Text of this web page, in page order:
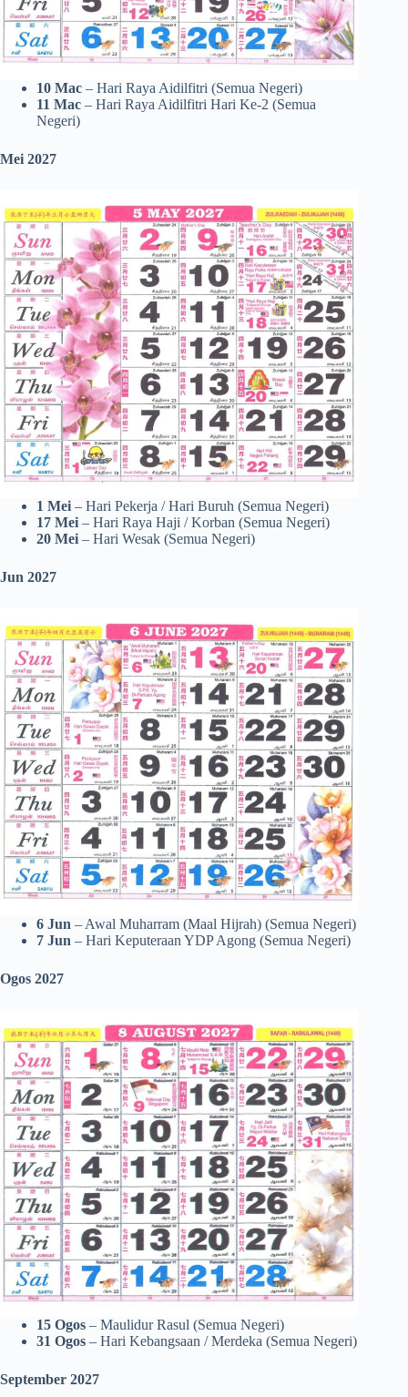
10 Mac – Hari Raya Aidilfitri (Semua Negeri)
11 Mac – Hari Raya Aidilfitri Hari Ke-2 (Semua
Negeri)
Mei 2027
1 Mei – Hari Pekerja / Hari Buruh (Semua Negeri)
17 Mei – Hari Raya Haji / Korban (Semua Negeri)
20 Mei – Hari Wesak (Semua Negeri)
Jun 2027
6 Jun – Awal Muharram (Maal Hijrah) (Semua Negeri)
7 Jun – Hari Keputeraan YDP Agong (Semua Negeri)
Ogos 2027
15 Ogos – Maulidur Rasul (Semua Negeri)
31 Ogos – Hari Kebangsaan / Merdeka (Semua Negeri)
September 2027